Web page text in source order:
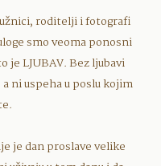
roditelji i fotografi
smo veoma ponosni
je LJUBAV. Bez ljubavi
ni uspeha u poslu kojim
je dan proslave velike